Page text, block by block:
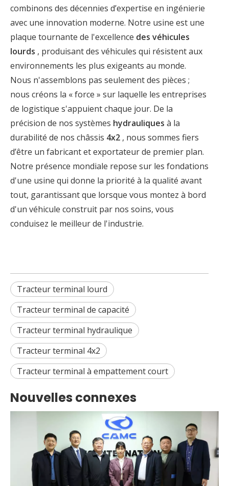
combinons des décennies d’expertise en ingénierie
avec une innovation moderne. Notre usine est une
plaque tournante de l'excellence des véhicules
lourds , produisant des véhicules qui résistent aux
environnements les plus exigeants au monde.
Nous n'assemblons pas seulement des pièces ;
nous créons la « force » sur laquelle les entreprises
de logistique s'appuient chaque jour. De la
précision de nos systèmes hydrauliques à la
durabilité de nos châssis 4x2 , nous sommes fiers
d’être un fabricant et exportateur de premier plan.
Notre présence mondiale repose sur les fondations
d'une usine qui donne la priorité à la qualité avant
tout, garantissant que lorsque vous montez à bord
d'un véhicule construit par nos soins, vous
conduisez le meilleur de l'industrie.
Tracteur terminal lourd
Tracteur terminal de capacité
Tracteur terminal hydraulique
Tracteur terminal 4x2
Tracteur terminal à empattement court
Nouvelles connexes